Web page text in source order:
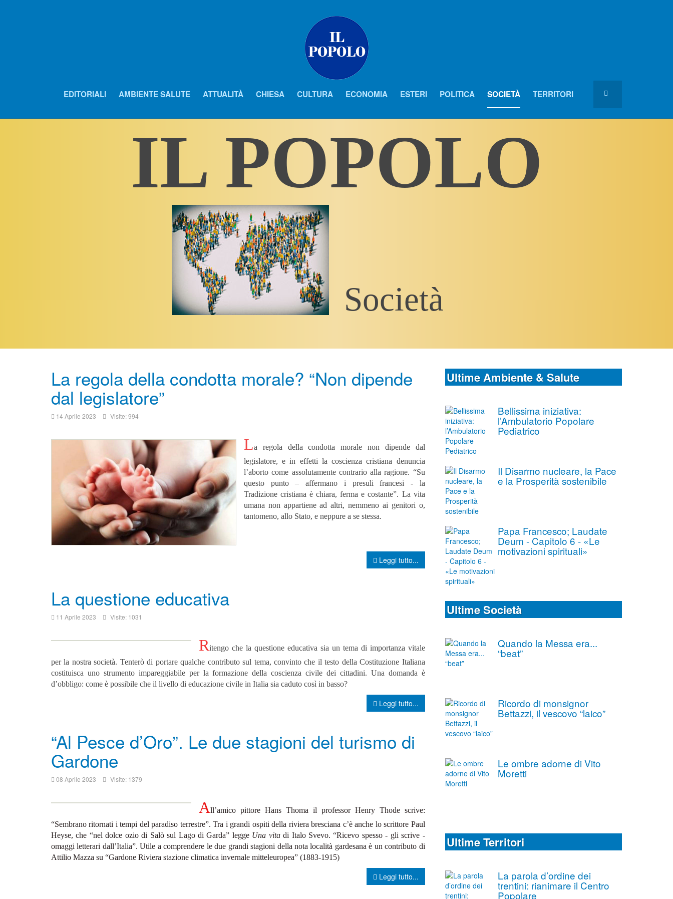
EDITORIALI AMBIENTE SALUTE ATTUALITÀ CHIESA CULTURA ECONOMIA ESTERI POLITICA SOCIETÀ TERRITORI
IL POPOLO
Società
La regola della condotta morale? “Non dipende
dal legislatore”
14 Aprile 2023 Visite: 994
La regola della condotta morale non dipende dal
legislatore, e in effetti la coscienza cristiana denuncia
l’aborto come assolutamente contrario alla ragione. “Su
questo punto – affermano i presuli francesi - la
Tradizione cristiana è chiara, ferma e costante”. La vita
umana non appartiene ad altri, nemmeno ai genitori o,
tantomeno, allo Stato, e neppure a se stessa.
Leggi tutto...
La questione educativa
11 Aprile 2023 Visite: 1031
Ritengo che la questione educativa sia un tema di importanza vitale
per la nostra società. Tenterò di portare qualche contributo sul tema, convinto che il testo della Costituzione Italiana
costituisca uno strumento impareggiabile per la formazione della coscienza civile dei cittadini. Una domanda è
d’obbligo: come è possibile che il livello di educazione civile in Italia sia caduto così in basso?
Leggi tutto...
“Al Pesce d’Oro”. Le due stagioni del turismo di
Gardone
08 Aprile 2023 Visite: 1379
All’amico pittore Hans Thoma il professor Henry Thode scrive:
“Sembrano ritornati i tempi del paradiso terrestre”. Tra i grandi ospiti della riviera bresciana c’è anche lo scrittore Paul
Heyse, che “nel dolce ozio di Salò sul Lago di Garda” legge Una vitadi Italo Svevo. “Ricevo spesso - gli scrive -
omaggi letterari dall’Italia”.Utile a comprendere le due grandi stagioni della nota località gardesana è un contributo di
Attilio Mazza su “Gardone Riviera stazione climatica invernale mitteleuropea” (1883-1915)
Leggi tutto...
Ultime Ambiente & Salute
Bellissima iniziativa:
l’Ambulatorio Popolare
Pediatrico
Il Disarmo nucleare, la Pace
e la Prosperità sostenibile
Papa Francesco; Laudate
Deum - Capitolo 6 - «Le
motivazioni spirituali»
Ultime Società
Quando la Messa era...
“beat”
Ricordo di monsignor
Bettazzi, il vescovo “laico”
Le ombre adorne di Vito
Moretti
Ultime Territori
La parola d’ordine dei
trentini: rianimare il Centro
Popolare